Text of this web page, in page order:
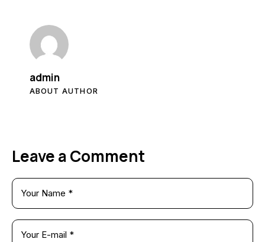
admin
ABOUT AUTHOR
Leave a Comment